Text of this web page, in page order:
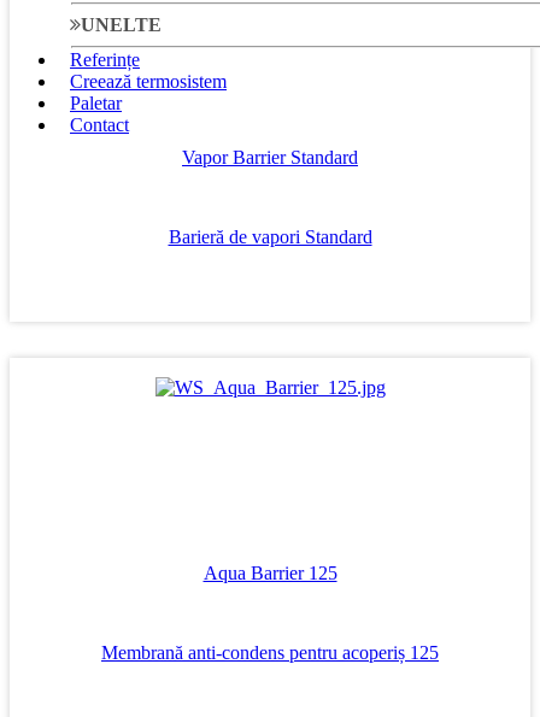
UNELTE
Referințe
Creează termosistem
Paletar
Contact
Vapor Barrier Standard
Barieră de vapori Standard
Aqua Barrier 125
Membrană anti-condens pentru acoperiș 125